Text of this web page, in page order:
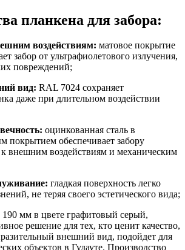
планкена для забора:
воздействиям: матовое покрытие
забор от ультрафиолетового излучения,
повреждений;
вид: RAL 7024 сохраняет
даже при длительном воздействии
оцинкованная сталь в
покрытием обеспечивает забору
внешним воздействиям и механическим
гладкая поверхность легко
не теряя своего эстетического вида;
190 мм в цвете графитовый серый,
решение для тех, кто ценит качество,
внешний вид, подойдет для
объектов в Гудауте. Производство